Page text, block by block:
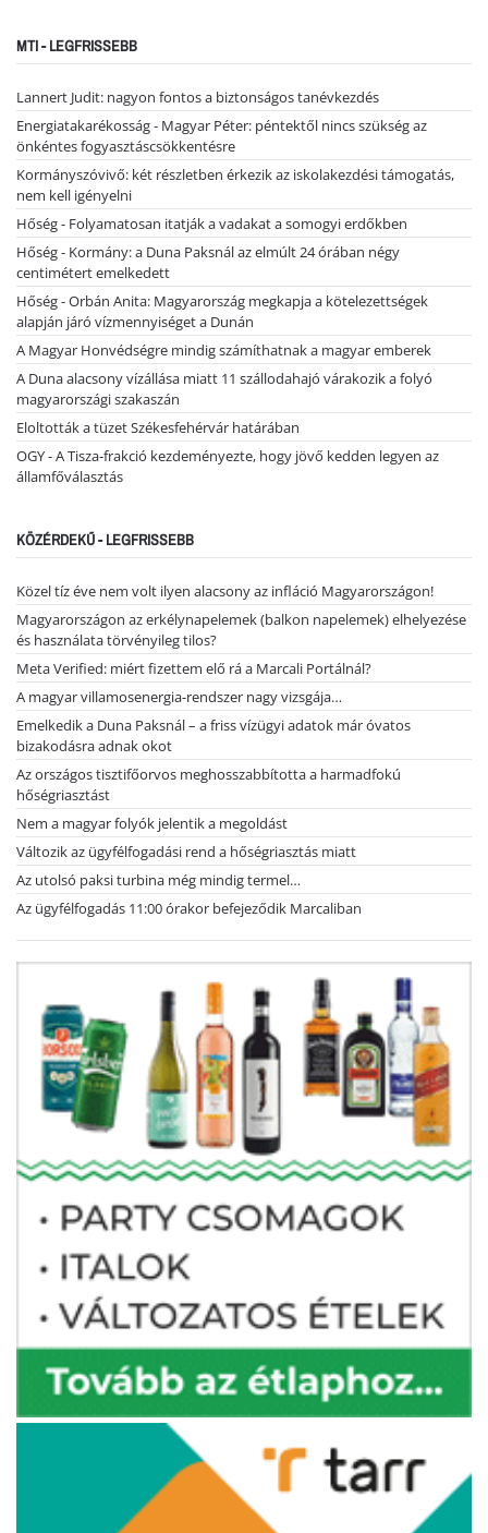
MTI - LEGFRISSEBB
Lannert Judit: nagyon fontos a biztonságos tanévkezdés
Energiatakarékosság - Magyar Péter: péntektől nincs szükség az
önkéntes fogyasztáscsökkentésre
Kormányszóvivő: két részletben érkezik az iskolakezdési támogatás,
nem kell igényelni
Hőség - Folyamatosan itatják a vadakat a somogyi erdőkben
Hőség - Kormány: a Duna Paksnál az elmúlt 24 órában négy
centimétert emelkedett
Hőség - Orbán Anita: Magyarország megkapja a kötelezettségek
alapján járó vízmennyiséget a Dunán
A Magyar Honvédségre mindig számíthatnak a magyar emberek
A Duna alacsony vízállása miatt 11 szállodahajó várakozik a folyó
magyarországi szakaszán
Eloltották a tüzet Székesfehérvár határában
OGY - A Tisza-frakció kezdeményezte, hogy jövő kedden legyen az
államfőválasztás
KÖZÉRDEKŰ - LEGFRISSEBB
Közel tíz éve nem volt ilyen alacsony az infláció Magyarországon!
Magyarországon az erkélynapelemek (balkon napelemek) elhelyezése
és használata törvényileg tilos?
Meta Verified: miért fizettem elő rá a Marcali Portálnál?
A magyar villamosenergia-rendszer nagy vizsgája…
Emelkedik a Duna Paksnál – a friss vízügyi adatok már óvatos
bizakodásra adnak okot
Az országos tisztifőorvos meghosszabbította a harmadfokú
hőségriasztást
Nem a magyar folyók jelentik a megoldást
Változik az ügyfélfogadási rend a hőségriasztás miatt
Az utolsó paksi turbina még mindig termel…
Az ügyfélfogadás 11:00 órakor befejeződik Marcaliban